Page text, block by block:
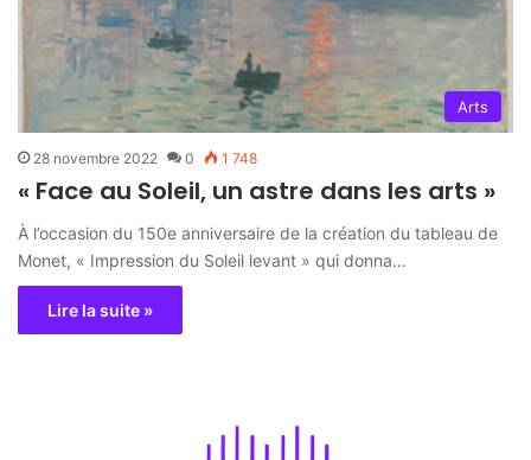
Arts
28 novembre 2022 0 1 748
« Face au Soleil, un astre dans les arts »
À l’occasion du 150e anniversaire de la création du tableau de
Monet, « Impression du Soleil levant » qui donna…
Lire la suite »